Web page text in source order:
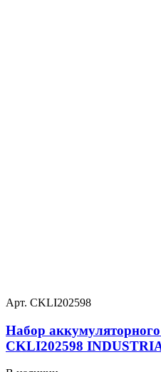
Арт. CKLI202598
Набор
CKLI202598